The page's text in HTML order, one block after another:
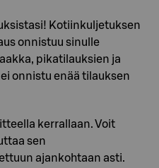
Kotiinkuljetuksen
onnistuu sinulle
pikatilauksien ja
onnistu enää tilauksen
kerrallaan. Voit
sen
ajankohtaan asti.